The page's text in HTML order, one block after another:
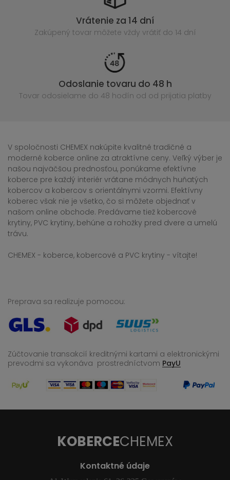
Vrátenie za 14 dní
Zakúpený tovar môžete vždy vrátiť do 14 dní
Odoslanie tovaru do 48 h
Tovar odosielame do 48 hodín od od prijatia platby
V spoločnosti CHEMEX nakúpite kvalitné tradičné a
moderné koberce online za atraktívne ceny. Veľký výber je
našou najväčšou prednosťou, ponúkame efektívne
koberce pre každý interiér vrátane módnych huňatých
kobercov a kobercov s orientálnymi vzormi. Efektívny
koberec však nie je všetko, čo si môžete objednať v
našom online obchode. Predávame tiež kobercové
krytiny, PVC krytiny, behúne a rohožky pred dvere a umelú
trávu.
CHEMEX - koberce, kobercové a PVC krytiny - vítajte!
Preprava sa realizuje pomocou:
Zúčtovanie transakcií kreditnými kartami a elektronickými
prevodmi sa vykonáva prostredníctvom PayU
KOBERCECHEMEX
Kontaktné údaje